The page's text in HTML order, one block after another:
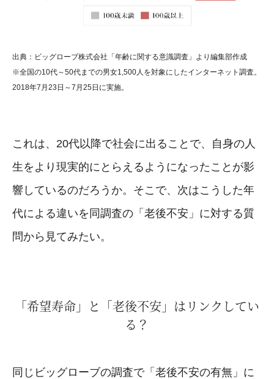
出典：ビッグローブ株式会社「年齢に関する意識調査」より編集部作成
※全国の10代～50代までの男女1,500人を対象にしたインターネット調査。
2018年7月23日～7月25日に実施。
これは、20代以降で社会に出ることで、自身の人
生をより現実的にとらえるようになったことが影
響しているのだろうか。そこで、次はこうした年
代による違いを同調査の「老後不安」に対する質
問から見てみたい。
「希望寿命」と「老後不安」はリンクしてい
る？
同じビッグローブの調査で「老後不安の有無」に